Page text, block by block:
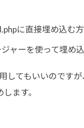
に直接埋め込む
ャーを使って埋め
してもいいのです
ます。